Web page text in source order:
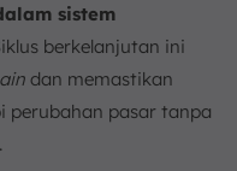
sistem
berkelanjutan ini
dan memastikan
perubahan pasar tanpa